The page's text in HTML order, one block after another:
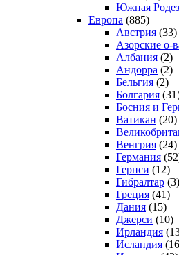
Южная
Европа (885)
Австрия (33)
Азорские о-
Албания (2)
Андорра (2)
Бельгия (2)
Болгария
Босния и
Ватикан (20)
Венгрия (24)
Германия
Гернси (12)
Гибралтар (3)
Греция (41)
Дания (15)
Джерси (10)
Ирландия
Исландия